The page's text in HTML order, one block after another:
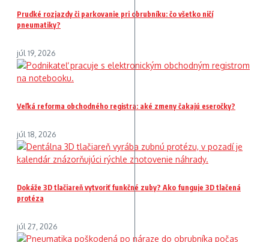
Prudké rozjazdy či parkovanie pri obrubníku: čo všetko ničí
pneumatiky?
júl 19, 2026
Veľká reforma obchodného registra: aké zmeny čakajú eseročky?
júl 18, 2026
Dokáže 3D tlačiareň vytvoriť funkčné zuby? Ako funguje 3D tlačená
protéza
júl 27, 2026